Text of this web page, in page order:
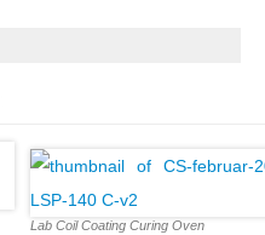
Lab Coil Coating Curing Oven